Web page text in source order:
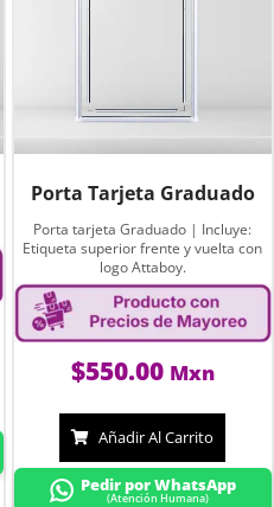
Porta Tarjeta Graduado
Porta tarjeta Graduado | Incluye:
Etiqueta superior frente y vuelta con
logo Attaboy.
$550.00 Mxn
Añadir Al Carrito
Pedir por WhatsApp
(Atención Humana)